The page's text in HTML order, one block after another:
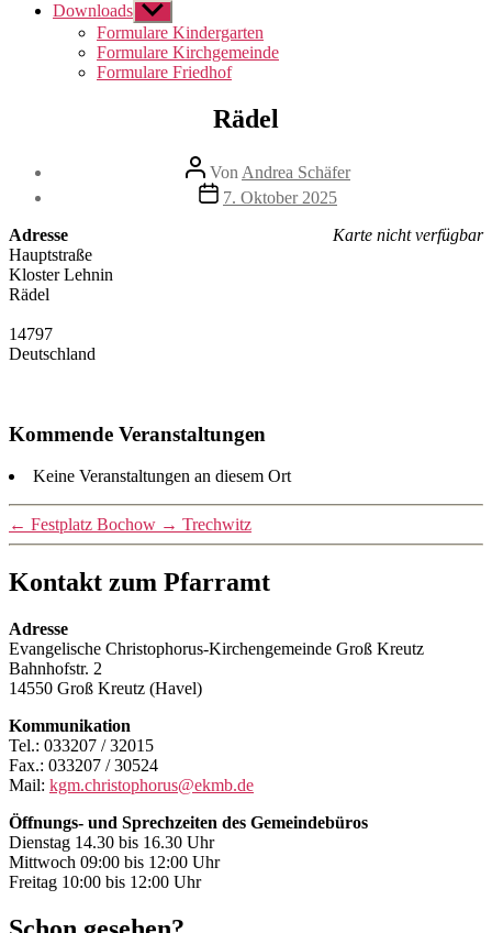
Downloads Untermenü
anzeigen
Formulare Kindergarten
Formulare Kirchgemeinde
Formulare Friedhof
Rädel
Beitragsautor
Von Andrea Schäfer
Beitragsdatum
7. Oktober 2025
Karte nicht verfügbar
Adresse
Hauptstraße
Kloster Lehnin
Rädel
14797
Deutschland
Kommende Veranstaltungen
Keine Veranstaltungen an diesem Ort
← Festplatz Bochow → Trechwitz
Kontakt zum Pfarramt
Adresse
Evangelische Christophorus-Kirchengemeinde Groß Kreutz
Bahnhofstr. 2
14550 Groß Kreutz (Havel)
Kommunikation
Tel.: 033207 / 32015
Fax.: 033207 / 30524
Mail: kgm.christophorus@ekmb.de
Öffnungs- und Sprechzeiten des Gemeindebüros
Dienstag 14.30 bis 16.30 Uhr
Mittwoch 09:00 bis 12:00 Uhr
Freitag 10:00 bis 12:00 Uhr